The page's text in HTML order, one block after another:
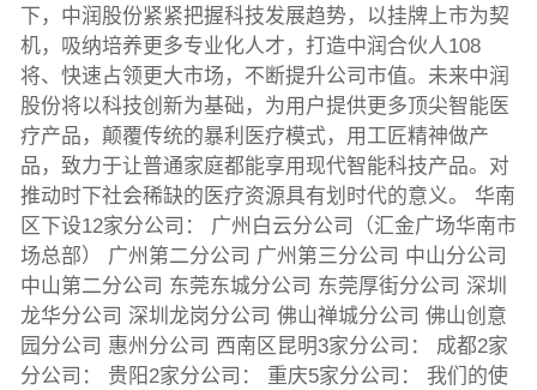
下，中润股份紧紧把握科技发展趋势，以挂牌上市为契
机，吸纳培养更多专业化人才，打造中润合伙人108
将、快速占领更大市场，不断提升公司市值。未来中润
股份将以科技创新为基础，为用户提供更多顶尖智能医
疗产品，颠覆传统的暴利医疗模式，用工匠精神做产
品，致力于让普通家庭都能享用现代智能科技产品。对
推动时下社会稀缺的医疗资源具有划时代的意义。 华南
区下设12家分公司： 广州白云分公司（汇金广场华南市
场总部） 广州第二分公司 广州第三分公司 中山分公司
中山第二分公司 东莞东城分公司 东莞厚街分公司 深圳
龙华分公司 深圳龙岗分公司 佛山禅城分公司 佛山创意
园分公司 惠州分公司 西南区昆明3家分公司： 成都2家
分公司： 贵阳2家分公司： 重庆5家分公司： 我们的使